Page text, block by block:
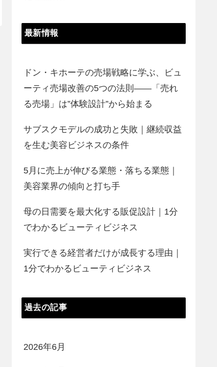
最新情報
ドン・キホーテの売場戦略に学ぶ、ビュ
ーティ売場改善の5つの法則――「売れ
る売場」は”体験設計”から始まる
サブスクモデルの成功と失敗｜継続収益
を生む美容ビジネスの条件
5月に売上が伸びる業態・落ちる業態｜
美容業界の傾向と打ち手
母の日需要を最大化する販促設計｜1分
でわかるビューティビジネス
実行できる経営者だけが成長する理由｜
1分でわかるビューティビジネス
過去の記事
2026年6月